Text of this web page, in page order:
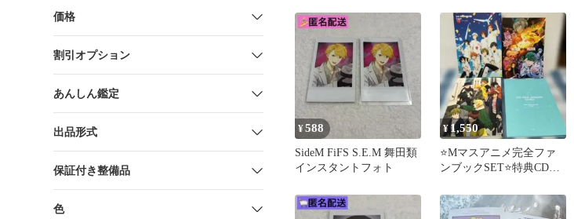
価格
割引オプション
あんしん鑑定
出品形式
保証付き整備品
色
¥588
SideM FiFS S.E.M 舞田類
インスタントフォト
¥ 1,550
​⭐Mマスアニメ完全ファ
ンブックSET⭐特典CD＆